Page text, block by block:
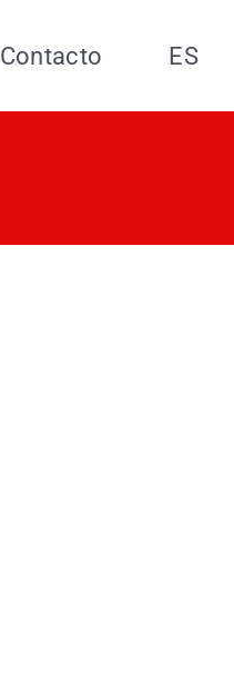
Contacto ES